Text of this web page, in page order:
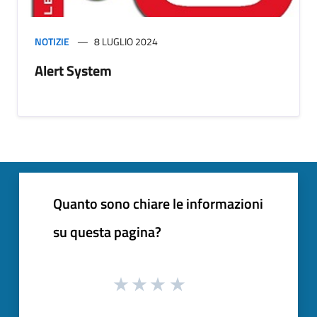
NOTIZIE 8 LUGLIO 2024
Alert System
Quanto sono chiare le informazioni
su questa pagina?